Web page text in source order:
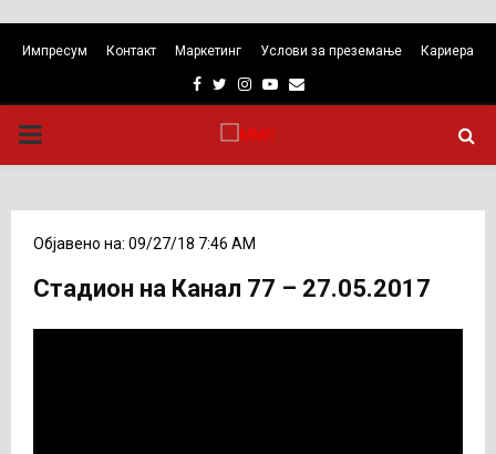
Импресум Контакт Маркетинг Услови за преземање Кариера
Facebook
TwitterInstagram
Youtube
Email
PRIMARY
Објавено на: 09/27/18 7:46 AM
Стадион на Канал 77 – 27.05.2017